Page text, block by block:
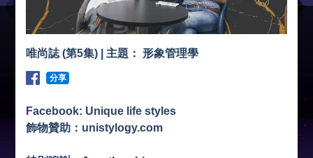
唯尚誌 (第5集) | 主題： 形象管理學
分享
Facebook: Unique life styles
飾物贊助：unistylogy.com